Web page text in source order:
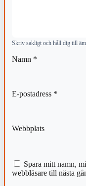
Skriv sakligt och håll dig till
Namn *
E-postadress *
Webbplats
Spara mitt namn,
webbläsare till nästa